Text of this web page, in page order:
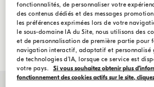
fonctionnalités, de personnaliser votre
des contenus dédiés et des messages
les préférences exprimées lors de votre
le sous-domaine IA du Site, nous utilisons des
et de personnalisation de première partie pour
navigation interactif, adaptatif et personnalisé
de technologies d’IA, lorsque ce service est
votre pays.
Si vous souhaitez obtenir plus
fonctionnement des cookies actifs sur le site,